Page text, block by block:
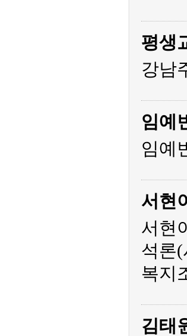
평생
강남
임예
임예
서현
서현
석론
복지
김태